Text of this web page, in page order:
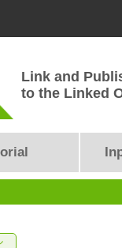
Link and
to the Linked